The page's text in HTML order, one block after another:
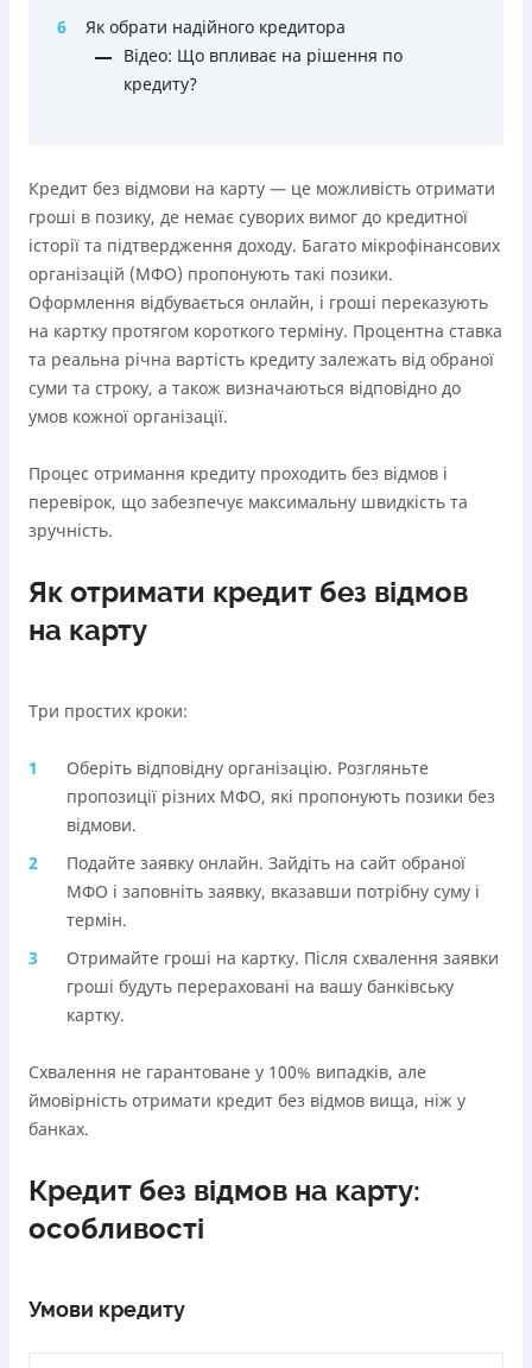
Вся інформація про кредит
6
Як обрати надійного кредитора
Відео: Що впливає на рішення по
кредиту?
Кредит без відмови на карту — це можливість отримати
гроші в позику, де немає суворих вимог до кредитної
історії та підтвердження доходу. Багато мікрофінансових
організацій (МФО) пропонують такі позики.
Оформлення відбувається онлайн, і гроші переказують
на картку протягом короткого терміну. Процентна ставка
та реальна річна вартість кредиту залежать від обраної
суми та строку, а також визначаються відповідно до
умов кожної організації.
Процес отримання кредиту проходить без відмов і
перевірок, що забезпечує максимальну швидкість та
зручність.
Як отримати кредит без відмов
на карту
Три простих кроки:
Оберіть відповідну організацію. Розгляньте
пропозиції різних МФО, які пропонують позики без
відмови.
Подайте заявку онлайн. Зайдіть на сайт обраної
МФО і заповніть заявку, вказавши потрібну суму і
термін.
Отримайте гроші на картку. Після схвалення заявки
гроші будуть перераховані на вашу банківську
картку.
Схвалення не гарантоване у 100% випадків, але
ймовірність отримати кредит без відмов вища, ніж у
банках.
Кредит без відмов на карту:
особливості
Умови кредиту